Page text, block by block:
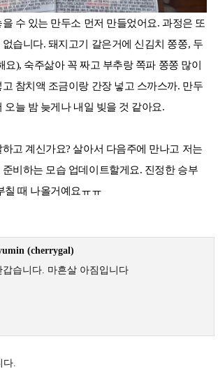
수 있는 만두소 먼저 만들었어요. 과정은 또
습니다. 돼지고기 갈은거에 신김치 쫑쫑, 두
요), 숙주삶아 꼭 짜고 부추랑 쪽파 쫑쫑 많이
참치액 조금이랑 간장 넣고 스까스까. 만두
오늘 밤 늦게나 내일 빚을 것 같아요.
고 계신가요? 살아서 다음주에 만나고 저는
비하는 모습 업데이트할게요. 진정한 승부
칠 때 나올거예요ㅠㅠ
(cherrygal)
갑습니다. 마흔살 아짐입니다
.